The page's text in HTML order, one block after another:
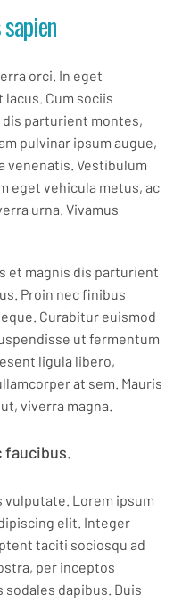
orci. In eget
Cum sociis
parturient montes,
pulvinar ipsum augue,
venenatis. Vestibulum
eget vehicula metus, ac
urna. Vivamus
et magnis dis parturient
Proin nec finibus
Curabitur euismod
ut fermentum
ligula libero,
at sem. Mauris
viverra magna.
faucibus.
vulputate. Lorem ipsum
elit. Integer
taciti sociosqu ad
per inceptos
dapibus. Duis